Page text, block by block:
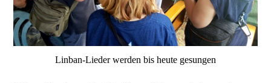
Linban-Lieder werden bis heute gesungen